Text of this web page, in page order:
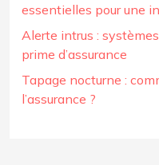
essentielles pour une
Alerte intrus :
prime d’assurance
Tapage nocturne :
l’assurance ?